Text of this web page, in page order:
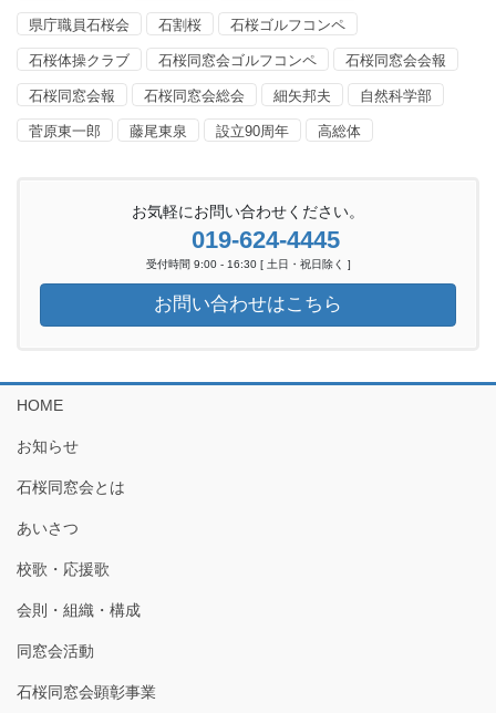
県庁職員石桜会 石割桜 石桜ゴルフコンペ
石桜体操クラブ 石桜同窓会ゴルフコンペ 石桜同窓会会報
石桜同窓会報 石桜同窓会総会 細矢邦夫 自然科学部
菅原東一郎 藤尾東泉 設立90周年 高総体
お気軽にお問い合わせください。
019-624-4445
受付時間 9:00 - 16:30 [ 土日・祝日除く ]
お問い合わせはこちら
HOME
お知らせ
石桜同窓会とは
あいさつ
校歌・応援歌
会則・組織・構成
同窓会活動
石桜同窓会顕彰事業